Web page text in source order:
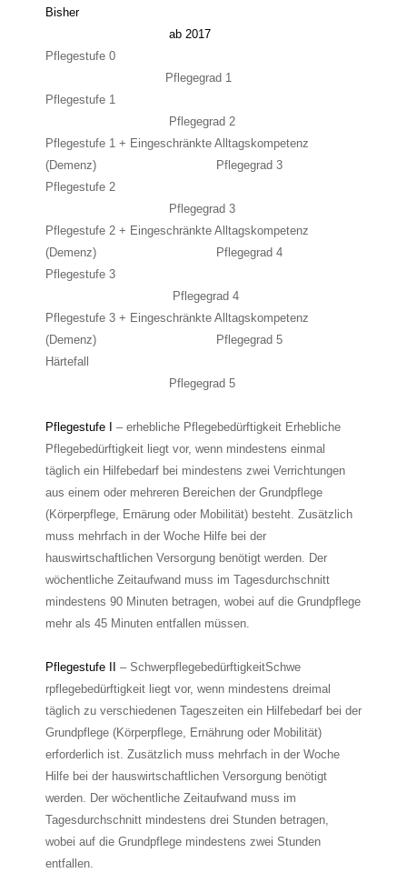
Bisher
ab 2017
Pflegestufe 0
Pflegegrad 1
Pflegestufe 1
Pflegegrad 2
Pflegestufe 1 + Eingeschränkte Alltagskompetenz
(Demenz) Pflegegrad 3
Pflegestufe 2
Pflegegrad 3
Pflegestufe 2 + Eingeschränkte Alltagskompetenz
(Demenz) Pflegegrad 4
Pflegestufe 3
Pflegegrad 4
Pflegestufe 3 + Eingeschränkte Alltagskompetenz
(Demenz) Pflegegrad 5
Härtefall
Pflegegrad 5
Pflegestufe I
– erhebliche Pflegebedürftigkeit Erhebliche
Pflegebedürftigkeit liegt vor, wenn mindestens einmal
täglich ein Hilfebedarf bei mindestens zwei Verrichtungen
aus einem oder mehreren Bereichen der Grundpflege
(Körperpflege, Ernärung oder Mobilität) besteht. Zusätzlich
muss mehrfach in der Woche Hilfe bei der
hauswirtschaftlichen Versorgung benötigt werden. Der
wöchentliche Zeitaufwand muss im Tagesdurchschnitt
mindestens 90 Minuten betragen, wobei auf die Grundpflege
mehr als 45 Minuten entfallen müssen.
Pflegestufe II
– SchwerpflegebedürftigkeitSchwe
rpflegebedürftigkeit liegt vor, wenn mindestens dreimal
täglich zu verschiedenen Tageszeiten ein Hilfebedarf bei der
Grundpflege (Körperpflege, Ernährung oder Mobilität)
erforderlich ist. Zusätzlich muss mehrfach in der Woche
Hilfe bei der hauswirtschaftlichen Versorgung benötigt
werden. Der wöchentliche Zeitaufwand muss im
Tagesdurchschnitt mindestens drei Stunden betragen,
wobei auf die Grundpflege mindestens zwei Stunden
entfallen.